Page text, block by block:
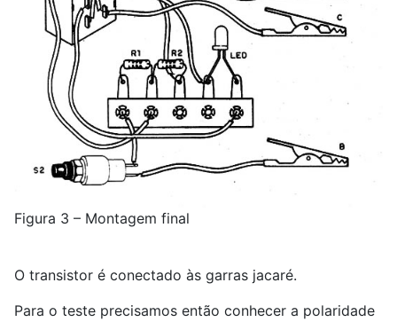
Figura 3 – Montagem final
O transistor é conectado às garras jacaré.
Para o teste precisamos então conhecer a polaridade